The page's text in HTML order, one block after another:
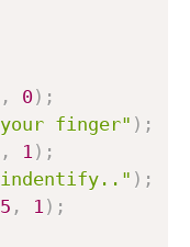
, 0) ;
finger" ) ;
, 1 ) ;
) ;
, 1 ) ;